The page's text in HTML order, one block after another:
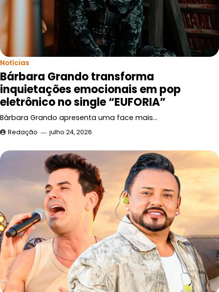
Notícias
Bárbara Grando transforma
inquietações emocionais em pop
eletrônico no single “EUFORIA”
Bárbara Grando apresenta uma face mais…
Redação julho 24, 2026